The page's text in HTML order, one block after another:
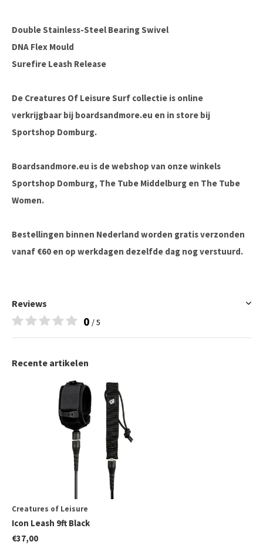
Double Stainless-Steel Bearing Swivel
DNA Flex Mould
Surefire Leash Release
De Creatures Of Leisure Surf collectie is online
verkrijgbaar bij boardsandmore.eu en in store bij
Sportshop Domburg.
Boardsandmore.eu is de webshop van onze winkels
Sportshop Domburg, The Tube Middelburg en The Tube
Women.
Bestellingen binnen Nederland worden gratis verzonden
vanaf €60 en op werkdagen dezelfde dag nog verstuurd.
Reviews
0 / 5
Recente artikelen
Creatures of Leisure
Icon Leash 9ft Black
€37,00